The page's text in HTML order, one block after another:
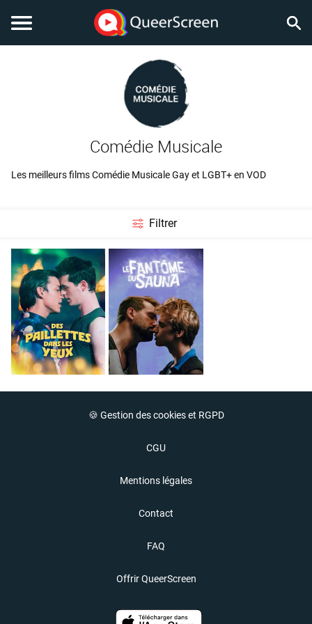
Comédie Musicale
Les meilleurs films Comédie Musicale Gay et LGBT+ en VOD
Filtrer
🍪 Gestion des cookies et RGPD
CGU
Mentions légales
Contact
FAQ
Offrir QueerScreen